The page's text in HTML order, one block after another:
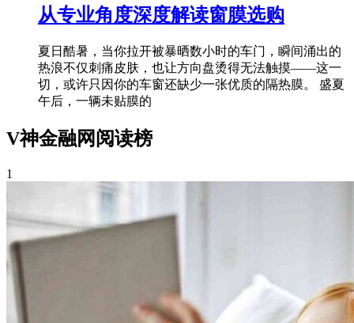
从专业角度深度解读窗膜选购
夏日酷暑，当你拉开被暴晒数小时的车门，瞬间涌出的
热浪不仅刺痛皮肤，也让方向盘烫得无法触摸——这一
切，或许只因你的车窗还缺少一张优质的隔热膜。 盛夏
午后，一辆未贴膜的
V神金融网阅读榜
1